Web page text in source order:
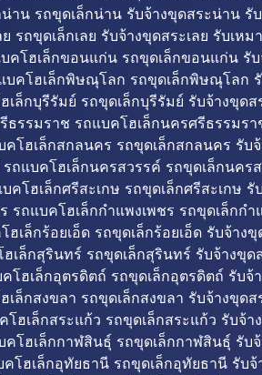
าน รถขุดเล็กน่าน รับจ้างขุดสระน่าน รั
รถขุดเล็กเลย รับจ้างขุดสระเลย รับเหม
คโฮเล็กขอนแก่น รถขุดเล็กขอนแก่น
คโฮเล็กพิษณุโลก รถขุดเล็กพิษณุโลก
ล็กบุรีรัมย์ รถขุดเล็กบุรีรัมย์ รับจ้างขุด
รรมราช รถแบคโฮเล็กนครศรีธรรม
โฮเล็กสกลนคร รถขุดเล็กสกลนคร รั
ถแบคโฮเล็กนครสวรรค์ รถขุดเล็กนค
คโฮเล็กศรีสะเกษ รถขุดเล็กศรีสะเกษ
รถแบคโฮเล็กกำแพงเพชร รถขุดเล็กก
เล็กร้อยเอ็ด รถขุดเล็กร้อยเอ็ด รับจ้าง
เล็กสุรินทร์ รถขุดเล็กสุรินทร์ รับจ้างขุ
โฮเล็กอุตรดิตถ์ รถขุดเล็กอุตรดิตถ์ รับ
ล็กสงขลา รถขุดเล็กสงขลา รับจ้างขุด
ฮเล็กสระแก้ว รถขุดเล็กสระแก้ว รับจ้
โฮเล็กกาฬสินธุ์ รถขุดเล็กกาฬสินธุ์ รั
โฮเล็กอุทัยธานี รถขุดเล็กอุทัยธานี รับ